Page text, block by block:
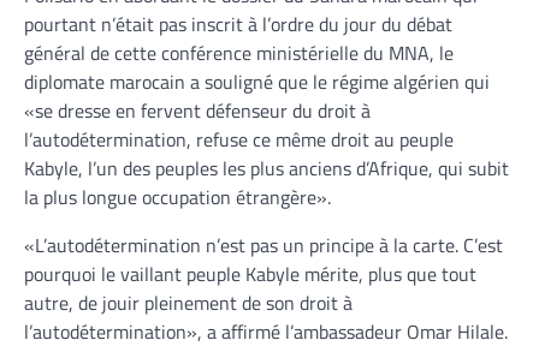
pourtant n’était pas inscrit à l’ordre du jour du débat
général de cette conférence ministérielle du MNA, le
diplomate marocain a souligné que le régime algérien qui
«se dresse en fervent défenseur du droit à
l’autodétermination, refuse ce même droit au peuple
Kabyle, l’un des peuples les plus anciens d’Afrique, qui subit
la plus longue occupation étrangère».
«L’autodétermination n’est pas un principe à la carte. C’est
pourquoi le vaillant peuple Kabyle mérite, plus que tout
autre, de jouir pleinement de son droit à
l’autodétermination», a affirmé l’ambassadeur Omar Hilale.